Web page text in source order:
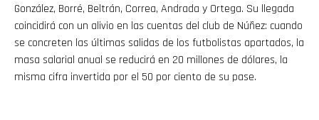
González, Borré, Beltrán, Correa, Andrada y Ortega. Su llegada
coincidirá con un alivio en las cuentas del club de Núñez: cuando
se concreten las últimas salidas de los futbolistas apartados, la
masa salarial anual se reducirá en 20 millones de dólares, la
misma cifra invertida por el 50 por ciento de su pase.